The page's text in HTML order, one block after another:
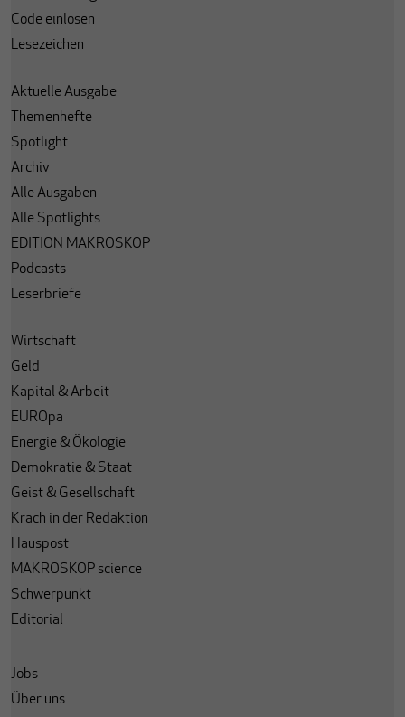
Code einlösen
Lesezeichen
Aktuelle Ausgabe
Themenhefte
Spotlight
Archiv
Alle Ausgaben
Alle Spotlights
EDITION MAKROSKOP
Podcasts
Leserbriefe
Wirtschaft
Geld
Kapital & Arbeit
EUROpa
Energie & Ökologie
Demokratie & Staat
Geist & Gesellschaft
Krach in der Redaktion
Hauspost
MAKROSKOP science
Schwerpunkt
Editorial
Jobs
Über uns